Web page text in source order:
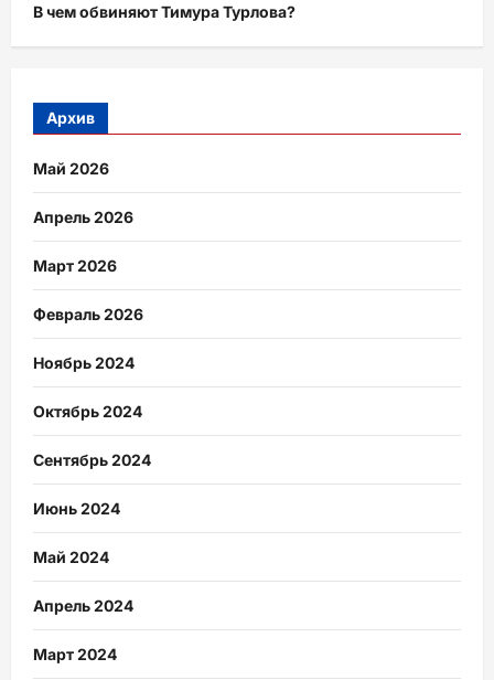
В чем обвиняют Тимура Турлова?
Архив
Май 2026
Апрель 2026
Март 2026
Февраль 2026
Ноябрь 2024
Октябрь 2024
Сентябрь 2024
Июнь 2024
Май 2024
Апрель 2024
Март 2024